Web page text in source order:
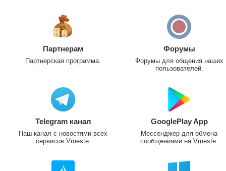
Партнерам
Партнерская программа.
Форумы
Форумы для общения наших
пользователей.
Telegram канал
Наш канал с новостями всех
сервисов Vmeste.
GooglePlay App
Мессенджер для обмена
сообщениями на Vmeste.